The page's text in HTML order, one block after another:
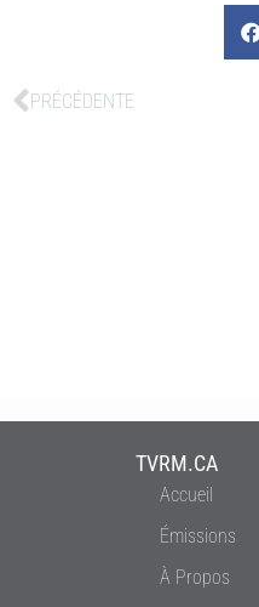
PRÉCÉDENTE
TVRM.CA
Accueil
Émissions
À Propos